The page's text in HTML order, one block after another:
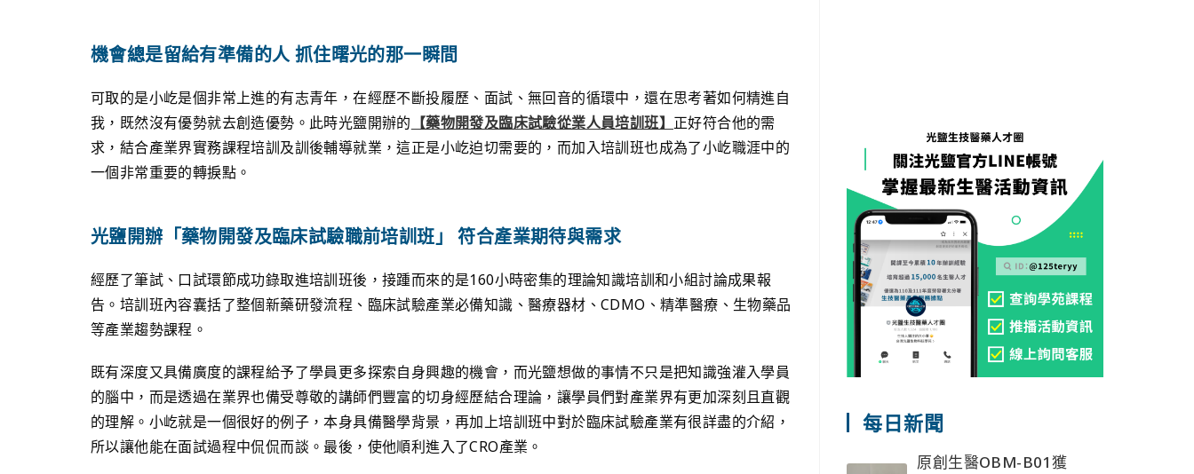
機會總是留給有準備的人 抓住曙光的那一瞬間
可取的是小屹是個非常上進的有志青年，在經歷不斷投履歷、面試、無回音的循環中，還在思考著如何精進自
我，既然沒有優勢就去創造優勢。此時光鹽開辦的 【藥物開發及臨床試驗從業人員培訓班】 正好符合他的需
求，結合產業界實務課程培訓及訓後輔導就業，這正是小屹迫切需要的，而加入培訓班也成為了小屹職涯中的
一個非常重要的轉捩點。​
光鹽開辦「藥物開發及臨床試驗職前培訓班」 符合產業期待與需求
經歷了筆試、口試環節成功錄取進培訓班後，接踵而來的是160小時密集的理論知識培訓和小組討論成果報
告。培訓班內容囊括了整個新藥研發流程、臨床試驗產業必備知識、醫療器材、CDMO、精準醫療、生物藥品
等產業趨勢課程。​
既有深度又具備廣度的課程給予了學員更多探索自身興趣的機會，而光鹽想做的事情不只是把知識強灌入學員
的腦中，而是透過在業界也備受尊敬的講師們豐富的切身經歷結合理論，讓學員們對產業界有更加深刻且直觀
的理解。小屹就是一個很好的例子，本身具備醫學背景，再加上培訓班中對於臨床試驗產業有很詳盡的介紹，
所以讓他能在面試過程中侃侃而談。最後，使他順利進入了CRO產業。​​
每日新聞
原創生醫OBM-B01獲